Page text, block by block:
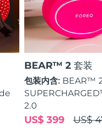
BEAR™ 2 套装
包装内含: BEAR™
2.0
US$
US$ 399
massage
on-the-go
& lips
smoothing device
red light therapy
腔护理
toothbrush
sonic toothbrush
LED治疗
预计送达日期8/12/26
预计送达日期8/14/26
预计送达日期8/9/26
预计送达日期
预计送达日期8/13/26
预计送达日期 8/9/26